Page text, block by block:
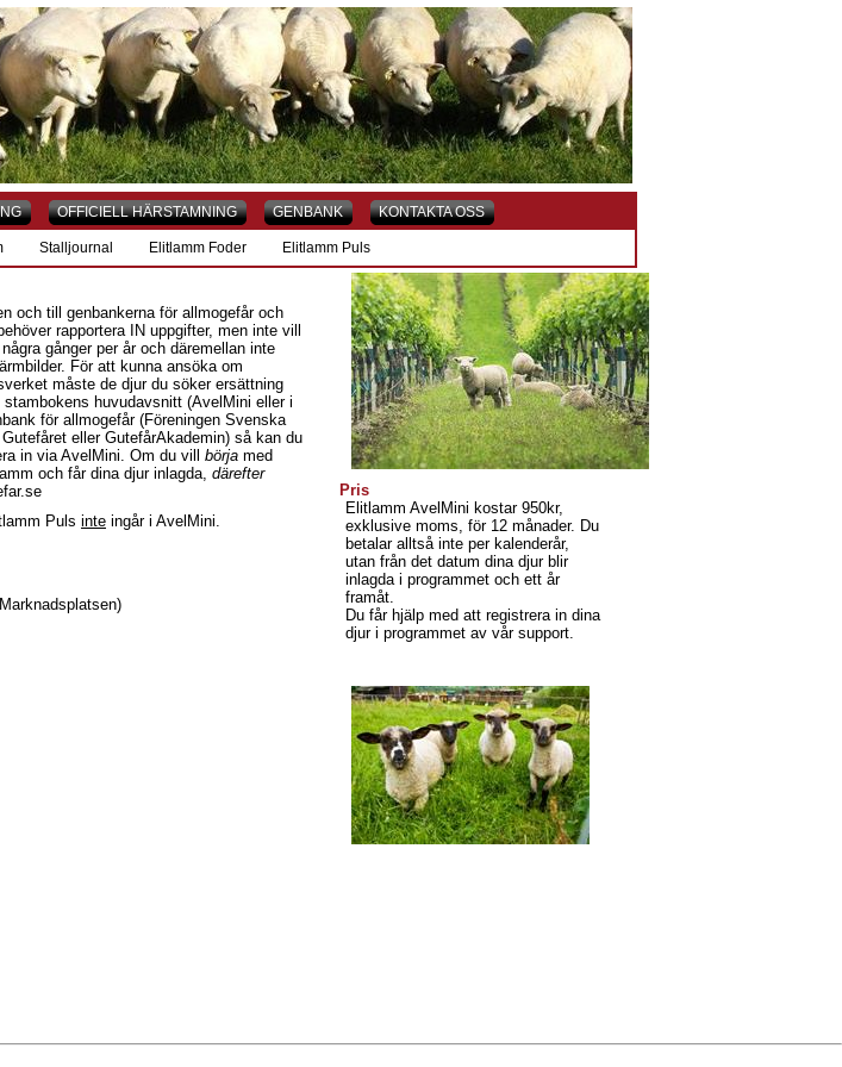
OFFICIELL HÄRSTAMNING GENBANK KONTAKTA OSS
Stalljournal Elitlamm Foder Elitlamm Puls
och till genbankerna för allmogefår och
rapportera IN uppgifter, men inte vill
gånger per år och däremellan inte
För att kunna ansöka om
måste de djur du söker ersättning
huvudavsnitt (AvelMini eller i
för allmogefår (Föreningen Svenska
eller GutefårAkademin) så kan du
in via AvelMini. Om du vill börja med
och får dina djur inlagda, därefter
Puls inte ingår i AvelMini.
Pris
Elitlamm AvelMini kostar 950kr,
exklusive moms, för 12 månader. Du
betalar alltså inte per kalenderår,
utan från det datum dina djur blir
inlagda i programmet och ett år
framåt.
Du får hjälp med att registrera in dina
djur i programmet av vår support.